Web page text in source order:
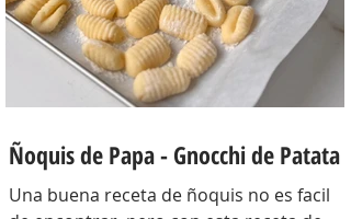
Ñoquis de Papa - Gnocchi de Patata
Una buena receta de ñoquis no es facil